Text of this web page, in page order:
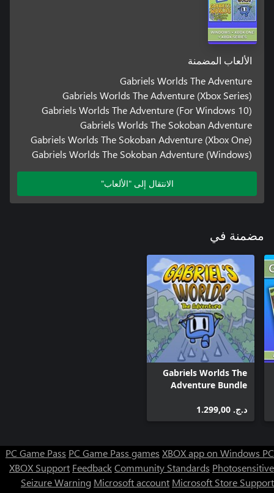
الألعاب المضمنة
Gabriels Worlds The Adventure
Gabriels Worlds The Adventure (Xbox Series)
Gabriels Worlds The Adventure (For Windows 10)
Gabriels Worlds The Sokoban Adventure
Gabriels Worlds The Sokoban Adventure (Xbox One)
Gabriels Worlds The Sokoban Adventure (Windows)
الانتقال إلى "الألعاب"
مضمنة في
Gabriels Worlds The
Adventure Bundle
د.ج.‏ 1.299,00
PC Game Pass PC Game Pass games XBOX app on Windows PC
XBOX Support FeedbackCommunity Standards Photosensitive
Seizure Warning Microsoft account Microsoft Store Support